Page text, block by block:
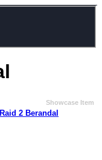
Showcase Item
2 Berandal